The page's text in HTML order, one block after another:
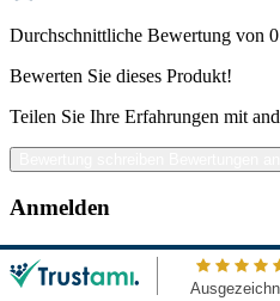
Durchschnittliche Bewertung von
Bewerten Sie dieses Produkt!
Teilen Sie Ihre Erfahrungen mit
Anmelden
Bewertungen können nur von
werden. Bitte loggen Sie sich ein,
Neuer Kunde?